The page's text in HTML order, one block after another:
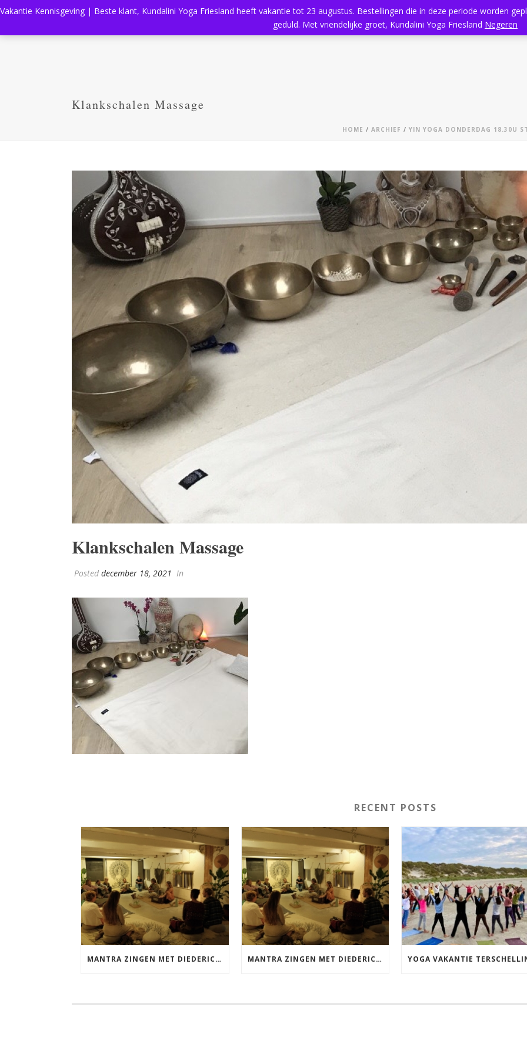
Aanbod Kundalini Yoga Massage Rooster
Klankschalen Massage
HOME / ARCHIEF / YIN YOGA DONDERDAG 18.30U
Klankschalen Massage
Posted december 18, 2021 In
RECENT POSTS
MANTRA ZINGEN MET DIEDERICK VRIJDAG 25 SEPTEMBER EN 20 NOVEMBER MANTRA ZINGEN MET DIEDERICK IN LEEUWARDEN VRIJDAG 12 JUNI KIRTAN
Vakantie Kennisgeving | Beste klant, Kundalini Yoga Friesland heeft vakantie tot 23 augustus. Bestellingen die in deze periode worden
geduld. Met vriendelijke groet, Kundalini Yoga Friesland Negeren